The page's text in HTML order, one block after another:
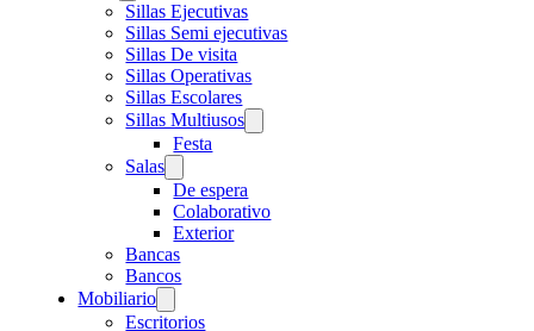
Sillas Ejecutivas
Sillas Semi ejecutivas
Sillas De visita
Sillas Operativas
Sillas Escolares
Sillas Multiusos
Festa
Salas
De espera
Colaborativo
Exterior
Bancas
Bancos
Mobiliario
Escritorios